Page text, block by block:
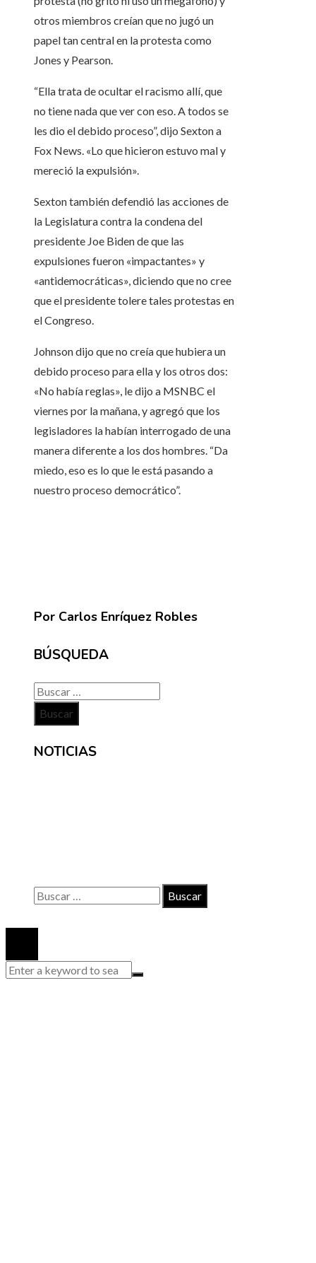
otros miembros creían que no jugó un
papel tan central en la protesta como
Jones y Pearson.
“Ella trata de ocultar el racismo allí, que
no tiene nada que ver con eso. A todos se
les dio el debido proceso”, dijo Sexton a
Fox News. «Lo que hicieron estuvo mal y
mereció la expulsión».
Sexton también defendió las acciones de
la Legislatura contra la condena del
presidente Joe Biden de que las
expulsiones fueron «impactantes» y
«antidemocráticas», diciendo que no cree
que el presidente tolere tales protestas en
el Congreso.
Johnson dijo que no creía que hubiera un
debido proceso para ella y los otros dos:
«No había reglas», le dijo a MSNBC el
viernes por la mañana, y agregó que los
legisladores la habían interrogado de una
manera diferente a los dos hombres. “Da
miedo, eso es lo que le está pasando a
nuestro proceso democrático”.
Por Carlos Enríquez Robles
BÚSQUEDA
Buscar:
NOTICIAS
Buscar: